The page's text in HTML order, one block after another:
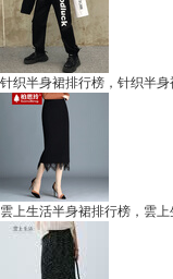
针织半身裙排行榜，针织半
雲上生活半身裙排行榜，雲